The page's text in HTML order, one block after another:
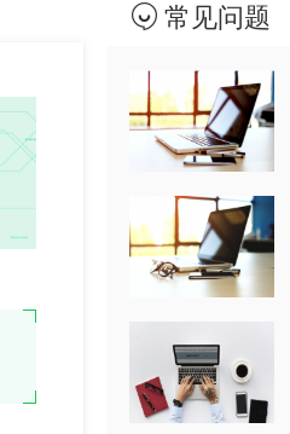
常见问题